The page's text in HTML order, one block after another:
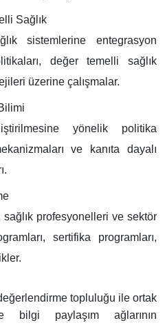
Sağlık
sistemlerine entegrasyon
değer temelli sağlık
üzerine çalışmalar.
yönelik politika
ve kanıta dayalı
profesyonelleri ve sektör
sertifika programları,
topluluğu ile ortak
bilgi paylaşım ağlarının